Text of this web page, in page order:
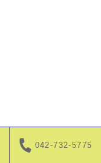
042-732-5775